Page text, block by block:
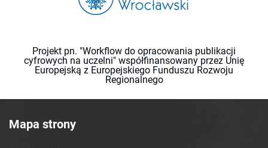
Projekt pn. "Workflow do opracowania publikacji
cyfrowych na uczelni" współfinansowany przez Unię
Europejską z Europejskiego Funduszu Rozwoju
Regionalnego
Mapa strony